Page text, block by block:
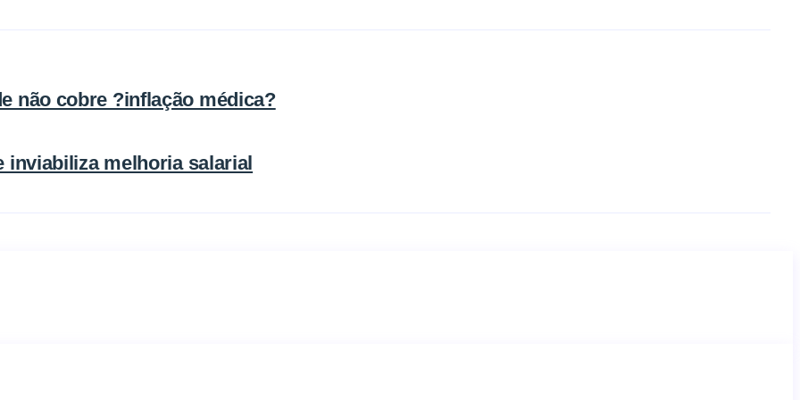
não cobre ?inflação médica?
inviabiliza melhoria salarial